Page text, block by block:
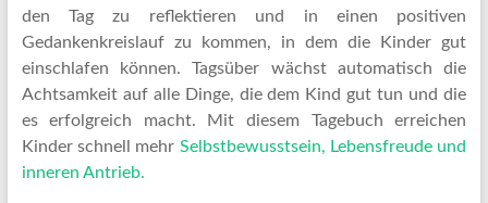
den Tag zu reflektieren und in einen positiven
Gedankenkreislauf zu kommen, in dem die Kinder gut
einschlafen können. Tagsüber wächst automatisch die
Achtsamkeit auf alle Dinge, die dem Kind gut tun und die
es erfolgreich macht. Mit diesem Tagebuch erreichen
Kinder schnell mehr Selbstbewusstsein, Lebensfreude und
inneren Antrieb.